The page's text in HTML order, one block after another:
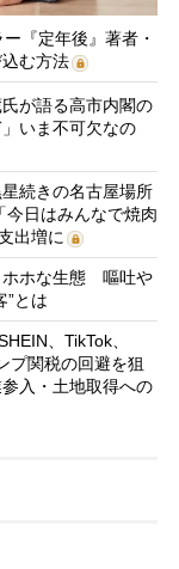
『定年後』著者・
む方法
が語る高市内閣の
いま不可欠なの
続きの名古屋場所
今日はみんなで焼肉
出増に
ホホな生態 嘔吐や
”とは
、TikTok、
プ関税の回避を狙
入・土地取得への